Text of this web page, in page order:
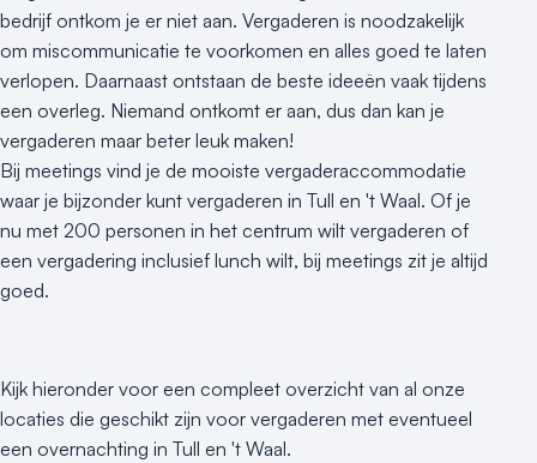
bedrijf ontkom je er niet aan. Vergaderen is noodzakelijk
om miscommunicatie te voorkomen en alles goed te laten
verlopen. Daarnaast ontstaan de beste ideeën vaak tijdens
een overleg. Niemand ontkomt er aan, dus dan kan je
vergaderen maar beter leuk maken!
Bij meetings vind je de mooiste vergaderaccommodatie
waar je bijzonder kunt vergaderen in Tull en 't Waal. Of je
nu met 200 personen in het centrum wilt vergaderen of
een vergadering inclusief lunch wilt, bij meetings zit je altijd
goed.
Kijk hieronder voor een compleet overzicht van al onze
locaties die geschikt zijn voor vergaderen met eventueel
een overnachting in Tull en 't Waal.